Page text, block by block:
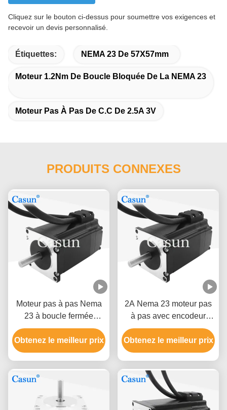
Cliquez sur le bouton ci-dessus pour soumettre vos exigences et
recevoir un devis personnalisé.
Étiquettes: NEMA 23 De 57X57mm
Moteur 1.2Nm De Boucle Bloquée De La NEMA 23
Moteur Pas À Pas De C.C De 2.5A 3V
PRODUITS CONNEXES
Moteur pas à pas Nema
23 à boucle fermée
1750mN.M avec codeur
pour équipement
d'automatisation
Obtenez le meilleur prix
2A Nema 23 moteur pas
à pas avec encodeur
1024ppr 1000mN.M
moteur pas à pas en
boucle fermée
Obtenez le meilleur prix